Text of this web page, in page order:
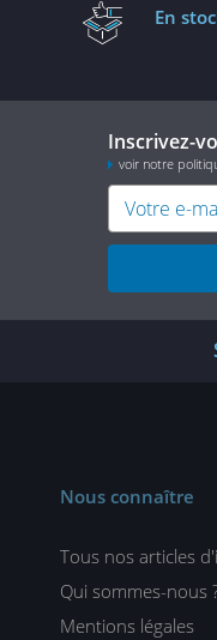
En
Inscrivez-
voir notre
Nous connaître
Tous nos articles
Qui sommes-nous
Mentions légales